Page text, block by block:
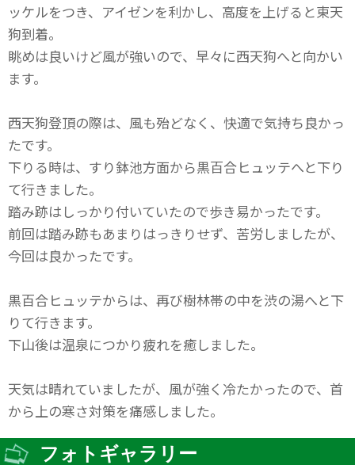
ッケルをつき、アイゼンを利かし、高度を上げると東天
狗到着。
眺めは良いけど風が強いので、早々に西天狗へと向かい
ます。
西天狗登頂の際は、風も殆どなく、快適で気持ち良かっ
たです。
下りる時は、すり鉢池方面から黒百合ヒュッテへと下り
て行きました。
踏み跡はしっかり付いていたので歩き易かったです。
前回は踏み跡もあまりはっきりせず、苦労しましたが、
今回は良かったです。
黒百合ヒュッテからは、再び樹林帯の中を渋の湯へと下
りて行きます。
下山後は温泉につかり疲れを癒しました。
天気は晴れていましたが、風が強く冷たかったので、首
から上の寒さ対策を痛感しました。
フォトギャラリー